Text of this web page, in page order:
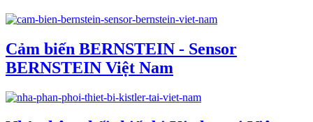
Cảm biến BERNSTEIN - Sensor
BERNSTEIN Việt Nam